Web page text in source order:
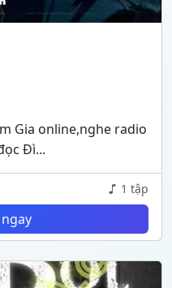
Gia online,nghe radio
Đì...
1 tập